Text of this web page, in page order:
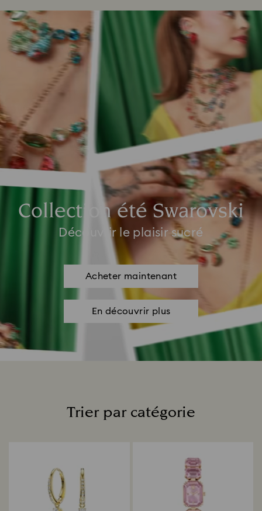
Collection été Swarovski
Découvrir le plaisir sucré
Acheter maintenant
En découvrir plus
Trier par catégorie